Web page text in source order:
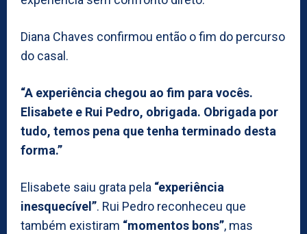
Diana Chaves confirmou então o fim do percurso
do casal.
“A experiência chegou ao fim para vocês.
Elisabete e Rui Pedro, obrigada. Obrigada por
tudo, temos pena que tenha terminado desta
forma.”
Elisabete saiu grata pela “experiência
inesquecível”. Rui Pedro reconheceu que
também existiram “momentos bons”, mas